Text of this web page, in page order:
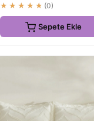
★★★★★ (0)
Sepete Ekle